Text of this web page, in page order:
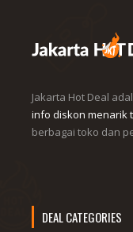
Jakarta Hot Deal
info diskon menarik
berbagai toko dan
DEAL CATEGORIES